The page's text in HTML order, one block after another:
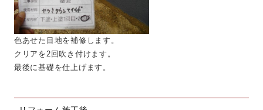
色あせた目地を補修します。
クリアを2回吹き付けます。
最後に基礎を仕上げます。